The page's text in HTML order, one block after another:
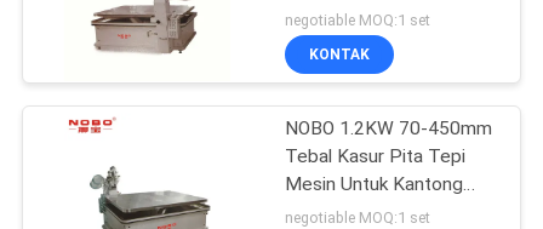
Mesin Kompresi
Kasur
Per Jam
negotiable MOQ:1 set
KONTAK
NOBO 1.2KW 70-450mm
Tebal Kasur Pita Tepi
Mesin Untuk Kantong
Tidur
negotiable MOQ:1 set